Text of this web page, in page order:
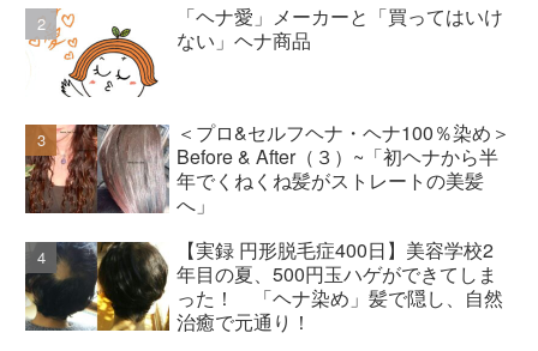
「ヘナ愛」メーカーと「買ってはいけ
ない」ヘナ商品
＜プロ&セルフヘナ・ヘナ100％染め＞
Before & After（３）~「初ヘナから半
年でくねくね髪がストレートの美髪
へ」
【実録 円形脱毛症400日】美容学校2
年目の夏、500円玉ハゲができてしま
った！ 「ヘナ染め」髪で隠し、自然
治癒で元通り！